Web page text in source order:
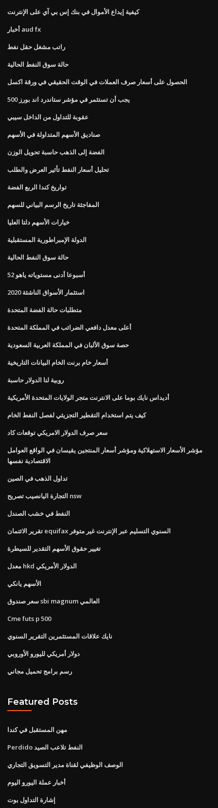
كيفية إيداع الأموال في بنك إس بي آي على الإنترنت
أخبار aud fx
راتب مشغل حقل نفط
حالة سوق النفط الحالية
الحصول على أسعار صرف العملات في الوقت الحقيقي في ورقة اكسل
يجب أن تستثمر في مؤشر ستاندرد اند بورز 500
عقوبة للتداول من الداخل سيبي
صناديق الأسهم المتداولة في الأسهم
الفضة إلى الذهب حاسبة تحويل الوزن
تحليل أسعار النفط تأثير العرض والطلب
تواريخ كندا الربع الفضة
المفاجئة تاريخ الرسم البياني للسهم
خيارات الأسهم دلتا العليا
الدولة الإمبراطورية المستقبلية
حالة سوق النفط الحالية
52 أسبوعا أدنى مستوياته ياهو
استثمار الأسواق الناشئة 2020
متطلبات حالة الفضة المتحدة
أعلى معدل دافعي الضرائب في المملكة المتحدة
حصة سوق الألبان في المملكة العربية السعودية
أسعار خام برنت الخام البيانات التاريخية
روبية لنا الدولار حاسبة
أديداس نايك بوما على الانترنت متجر الولايات المتحدة الأمريكية
كيف يتم استخدام التقطير التجزيئي لفصل النفط الخام
سعر صرف الدولار الامريكي توقعات كاد
مؤشر الأسعار الاستهلاكية ومؤشر أسعار المنتجين يقيسان في الواقع العوامل
الاقتصادية نفسها
تداول الذهب في الصين
التجارة اليانصيب تصريح nsw
النفط في خشب الصندل
تقرير الائتمان equifax السنوي التسليم عبر الإنترنت غير متوفر
تغيير حقوق الأسهم التقدير للسيطرة
معدل hkd الدولار الأمريكي
الأسهم يانكي
سعر صندوق sbi magnum العالمي
Cme futs p 500
نايك علاقات المستثمرين التقرير السنوي
دولار أمريكي لليورو الأوروبي
رسم برامج تحميل مجاني
Featured Posts
مهن المستقبل في كندا
Perdido النفط تلاعب الصيد
الوصف الوظيفي لقناة مدير التسويق التجاري
أخبار عملة اليورو اليوم
إشارة التداول بوت